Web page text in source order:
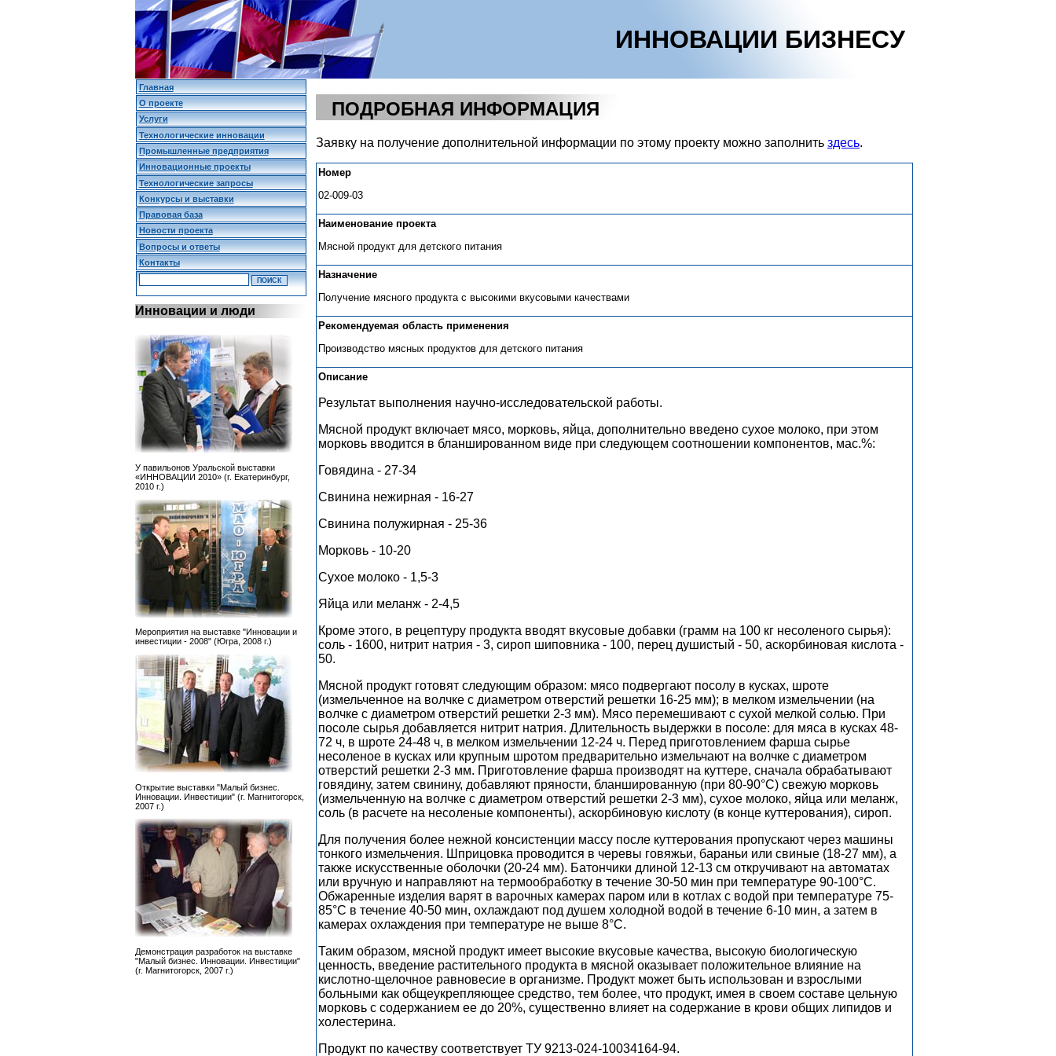
ИННОВАЦИИ БИЗНЕСУ
ПОДРОБНАЯ ИНФОРМАЦИЯ
Заявку на получение дополнительной информации по этому проекту можно заполнить здесь.
Номер
02-009-03
Наименование проекта
Мясной продукт для детского питания
Назначение
Получение мясного продукта с высокими вкусовыми качествами
Рекомендуемая область применения
Производство мясных продуктов для детского питания
Описание
Результат выполнения научно-исследовательской работы.
Мясной продукт включает мясо, морковь, яйца, дополнительно введено сухое молоко, при этом
морковь вводится в бланшированном виде при следующем соотношении компонентов, мас.%:
Говядина - 27-34
Свинина нежирная - 16-27
Свинина полужирная - 25-36
Морковь - 10-20
Сухое молоко - 1,5-3
Яйца или меланж - 2-4,5
Кроме этого, в рецептуру продукта вводят вкусовые добавки (грамм на 100 кг несоленого сырья):
соль - 1600, нитрит натрия - 3, сироп шиповника - 100, перец душистый - 50, аскорбиновая кислота -
50.
Мясной продукт готовят следующим образом: мясо подвергают посолу в кусках, шроте
(измельченное на волчке с диаметром отверстий решетки 16-25 мм); в мелком измельчении (на
волчке с диаметром отверстий решетки 2-3 мм). Мясо перемешивают с сухой мелкой солью. При
посоле сырья добавляется нитрит натрия. Длительность выдержки в посоле: для мяса в кусках 48-
72 ч, в шроте 24-48 ч, в мелком измельчении 12-24 ч. Перед приготовлением фарша сырье
несоленое в кусках или крупным шротом предварительно измельчают на волчке с диаметром
отверстий решетки 2-3 мм. Приготовление фарша производят на куттере, сначала обрабатывают
говядину, затем свинину, добавляют пряности, бланшированную (при 80-90°C) свежую морковь
(измельченную на волчке с диаметром отверстий решетки 2-3 мм), сухое молоко, яйца или меланж,
соль (в расчете на несоленые компоненты), аскорбиновую кислоту (в конце куттерования), сироп.
Для получения более нежной консистенции массу после куттерования пропускают через машины
тонкого измельчения. Шприцовка проводится в черевы говяжьи, бараньи или свиные (18-27 мм), а
также искусственные оболочки (20-24 мм). Батончики длиной 12-13 см откручивают на автоматах
или вручную и направляют на термообработку в течение 30-50 мин при температуре 90-100°C.
Обжаренные изделия варят в варочных камерах паром или в котлах с водой при температуре 75-
85°C в течение 40-50 мин, охлаждают под душем холодной водой в течение 6-10 мин, а затем в
камерах охлаждения при температуре не выше 8°C.
Таким образом, мясной продукт имеет высокие вкусовые качества, высокую биологическую
ценность, введение растительного продукта в мясной оказывает положительное влияние на
кислотно-щелочное равновесие в организме. Продукт может быть использован и взрослыми
больными как общеукрепляющее средство, тем более, что продукт, имея в своем составе цельную
морковь с содержанием ее до 20%, существенно влияет на содержание в крови общих липидов и
холестерина.
Продукт по качеству соответствует ТУ 9213-024-10034164-94.
Главная
О проекте
Услуги
Технологические инновации
Промышленные предприятия
Инновационные проекты
Технологические запросы
Конкурсы и выставки
Правовая база
Новости проекта
Вопросы и ответы
Контакты
Инновации и люди
У павильонов Уральской выставки
«ИННОВАЦИИ 2010» (г. Екатеринбург,
2010 г.)
Мероприятия на выставке "Инновации и
инвестиции - 2008" (Югра, 2008 г.)
Открытие выставки "Малый бизнес.
Инновации. Инвестиции" (г. Магнитогорск,
2007 г.)
Демонстрация разработок на выставке
"Малый бизнес. Инновации. Инвестиции"
(г. Магнитогорск, 2007 г.)